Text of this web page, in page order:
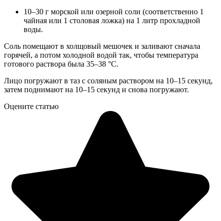
10–30 г морской или озерной соли (соответственно 1
чайная или 1 столовая ложка) на 1 литр прохладной
воды.
Соль помещают в холщовый мешочек и заливают сначала
горячей, а потом холодной водой так, чтобы температура
готового раствора была 35–38 °C.
Лицо погружают в таз с соляным раствором на 10–15 секунд,
затем поднимают на 10–15 секунд и снова погружают.
Оцените статью